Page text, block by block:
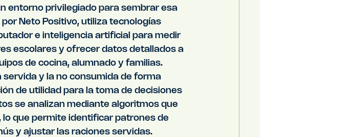
entorno privilegiado para sembrar esa
por Neto Positivo, utiliza tecnologías
e inteligencia artificial para medir
escolares y ofrecer datos detallados a
de cocina, alumnado y familias.
y la no consumida de forma
de utilidad para la toma de decisiones
se analizan mediante algoritmos que
que permite identificar patrones de
y ajustar las raciones servidas.